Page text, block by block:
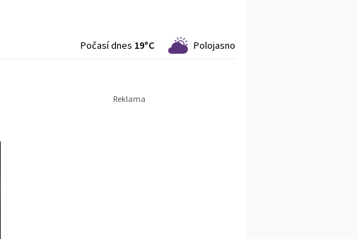
Počasí dnes 19°C Polojasno